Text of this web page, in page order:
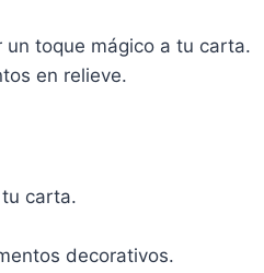
toque mágico a tu carta.
en relieve.
carta.
decorativos.